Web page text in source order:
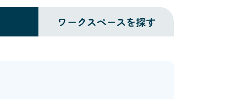
ワークスペースを探す